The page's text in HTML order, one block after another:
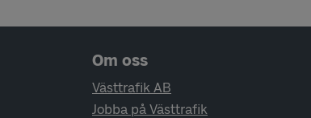
Sidfotsnavigering
Om oss
Västtrafik AB
Jobba på Västtrafik